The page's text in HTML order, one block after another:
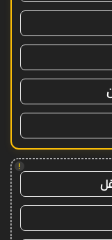
!